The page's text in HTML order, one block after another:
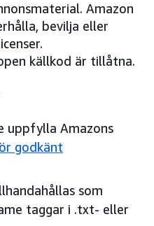
Amazon
bevilja eller
källkod är tillåtna.
uppfylla Amazons
godkänt
som
taggar i .txt- eller